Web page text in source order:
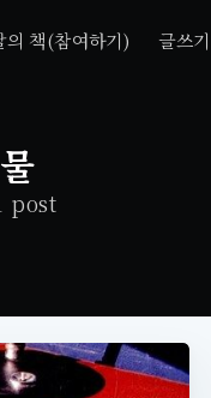
의 책(참여하기) 글쓰기
post